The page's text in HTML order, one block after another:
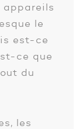
appareils
le
est-ce
ce que
du
les